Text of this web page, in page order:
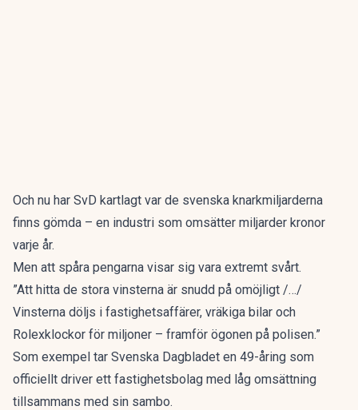
Och nu har SvD kartlagt var de svenska knarkmiljarderna
finns gömda – en industri som omsätter miljarder kronor
varje år.
Men att spåra pengarna visar sig vara extremt svårt.
”Att hitta de stora vinsterna är snudd på omöjligt /…/
Vinsterna döljs i fastighetsaffärer, vräkiga bilar och
Rolexklockor för miljoner – framför ögonen på polisen.”
Som exempel tar Svenska Dagbladet en 49-åring som
officiellt driver ett fastighetsbolag med låg omsättning
tillsammans med sin sambo.